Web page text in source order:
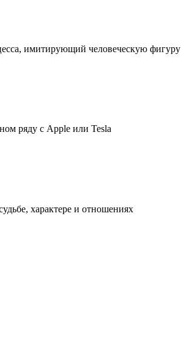
имитирующий человеческую фигуру
ряду с Apple или Tesla
характере и отношениях